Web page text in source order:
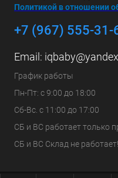
Политикой в отношении
+7 (967) 555-31-
Email:
График работы
Пн-Пт: с 9:00 до 18:00
Сб-Вс. с 11:00 до 17:00
СБ и ВС работает только
СБ и ВС Склад не работает!